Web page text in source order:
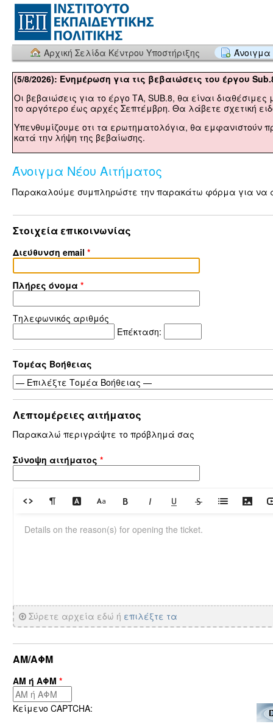
Αρχική Σελίδα Κέντρου Υποστήριξης Άνοιγμα
(5/8/2026): Ενημέρωση για τις βεβαιώσεις του έργου
Οι βεβαιώσεις για το έργο ΤΑ, SUB.8, θα είναι
το αργότερο έως αρχές Σεπτέμβρη. Θα λάβετε σχετική
Υπενθυμίζουμε οτι τα ερωτηματολόγια, θα εμφανιστούν
κατά την λήψη της βεβαίωσης.
Άνοιγμα Νέου Αιτήματος
Παρακαλούμε συμπληρώστε την παρακάτω φόρμα για να
Στοιχεία επικοινωνίας
Διεύθυνση email *
Πλήρες όνομα *
Τηλεφωνικός αριθμός
Επέκταση:
Τομέας Βοήθειας
Λεπτομέρειες αιτήματος
Παρακαλώ περιγράψτε το πρόβλημά σας
Σύνοψη αιτήματος *
Σύρετε αρχεία εδώ ή επιλέξτε τα
ΑΜ/ΑΦΜ
ΑΜ ή ΑΦΜ *
Κείμενο CAPTCHA: